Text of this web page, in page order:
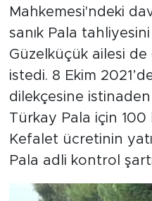
Mahkemesi'ndeki
sanık Pala
Güzelküçük ailesi de
istedi. 8 Ekim
dilekçesine
Türkay Pala için
Kefalet ücretinin
Pala adli kontrol